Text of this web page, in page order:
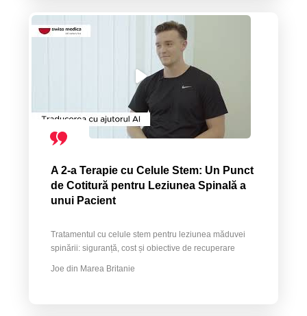
A 2-a Terapie cu Celule Stem: Un Punct
de Cotitură pentru Leziunea Spinală a
unui Pacient
Tratamentul cu celule stem pentru leziunea măduvei
spinării: siguranță, cost și obiective de recuperare
Joe din Marea Britanie